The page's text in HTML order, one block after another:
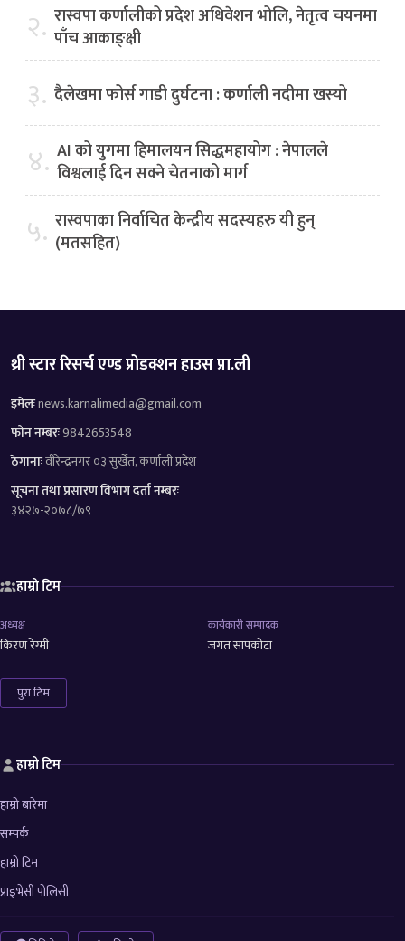
२. रास्वपा कर्णालीको प्रदेश अधिवेशन भोलि, नेतृत्व चयनमा
पाँच आकाङ्क्षी
३. दैलेखमा फोर्स गाडी दुर्घटना : कर्णाली नदीमा खस्यो
४. AI को युगमा हिमालयन सिद्धमहायोग : नेपालले
विश्वलाई दिन सक्ने चेतनाको मार्ग
५. रास्वपाका निर्वाचित केन्द्रीय सदस्यहरु यी हुन्
(मतसहित)
थ्री स्टार रिसर्च एण्ड प्रोडक्शन हाउस प्रा.ली
इमेलःnews.karnalimedia@gmail.com
फोन नम्बरः9842653548
ठेगानाःवीरेन्द्रनगर ०३ सुर्खेत, कर्णाली प्रदेश
सूचना तथा प्रसारण विभाग दर्ता नम्बरः
३४२७-२०७८/७९
हाम्रो टिम
अध्यक्ष
किरण रेग्मी
कार्यकारी सम्पादक
जगत सापकोटा
पुरा टिम
हाम्रो टिम
हाम्रो बारेमा
सम्पर्क
हाम्रो टिम
प्राइभेसी पोलिसी